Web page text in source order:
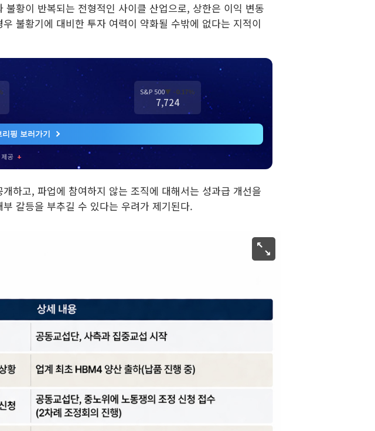
황이 반복되는 전형적인 사이클 산업으로, 상한은 이익 변동
불황기에 대비한 투자 여력이 약화될 수밖에 없다는 지적이
S&P 500▼ -0.17%
7,724
핑 보러가기
공 +
하고, 파업에 참여하지 않는 조직에 대해서는 성과급 개선을
갈등을 부추길 수 있다는 우려가 제기된다.